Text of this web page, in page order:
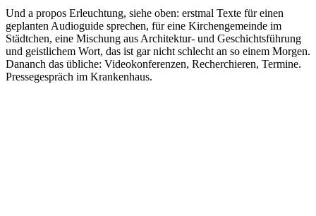
Und a propos Erleuchtung, siehe oben: erstmal Texte für einen
geplanten Audioguide sprechen, für eine Kirchengemeinde im
Städtchen, eine Mischung aus Architektur- und Geschichtsführung
und geistlichem Wort, das ist gar nicht schlecht an so einem Morgen.
Dananch das übliche: Videokonferenzen, Recherchieren, Termine.
Pressegespräch im Krankenhaus.